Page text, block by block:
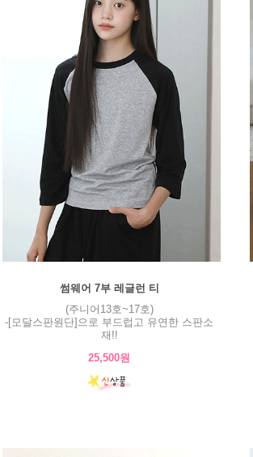
썸웨어 7부 레글런 티
(주니어13호~17호)
-[모달스판원단]으로 부드럽고 유연한 스판소
재!!
25,500원